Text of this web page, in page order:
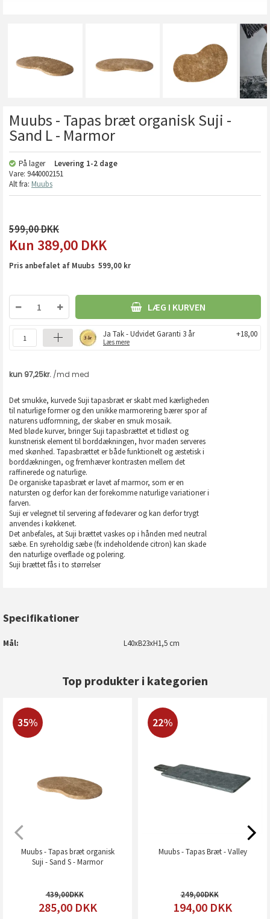
Muubs - Tapas bræt organisk Suji -
Sand L - Marmor
På lager Levering 1-2 dage
Vare: 9440002151
Alt fra: Muubs
599,00
389,00 DKK
Pris anbefalet af Muubs 599,00 kr
LÆG I KURVEN
Ja Tak - Udvidet Garanti 3 år
Læs mere
+18,00
Det smukke, kurvede Suji tapasbræt er skabt med kærligheden
til naturlige former og den unikke marmorering bærer spor af
naturens udformning, der skaber en smuk mosaik.
Med bløde kurver, bringer Suji tapasbrættet et tidløst og
kunstnerisk element til borddækningen, hvor maden serveres
med skønhed. Tapasbrættet er både funktionelt og æstetisk i
borddækningen, og fremhæver kontrasten mellem det
raffinerede og naturlige.
De organiske tapasbræt er lavet af marmor, som er en
natursten og derfor kan der forekomme naturlige variationer i
farven.
Suji er velegnet til servering af fødevarer og kan derfor trygt
anvendes i køkkenet.
Det anbefales, at Suji brættet vaskes op i hånden med neutral
sæbe. En syreholdig sæbe (fx indeholdende citron) kan skade
den naturlige overflade og polering.
Suji brættet fås i to størrelser
Specifikationer
Mål L40xB23xH1,5 cm
Top produkter i kategorien
35%
Muubs - Tapas bræt organisk
Suji - Sand S - Marmor
439,00
285,00 DKK
22%
Muubs - Tapas Bræt - Valley
249,00
194,00 DKK